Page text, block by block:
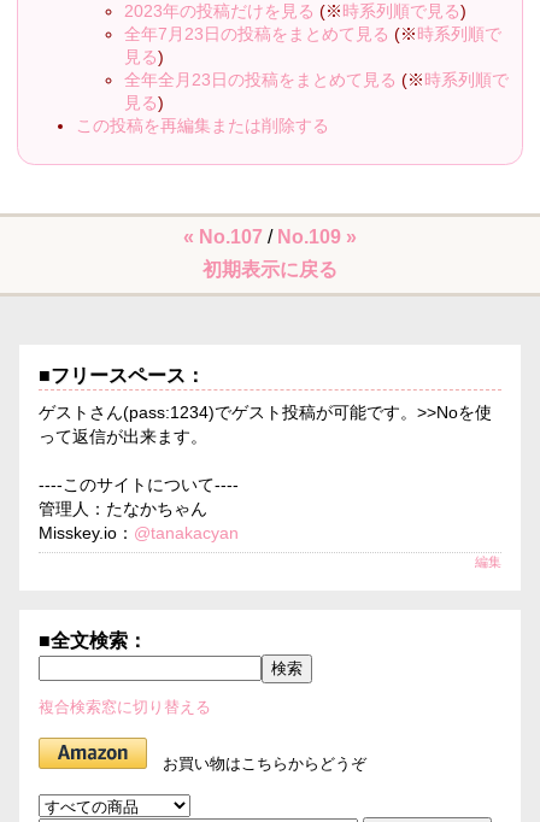
2023年の投稿だけを見る (※時系列順で見る)
全年7月23日の投稿をまとめて見る (※時系列順で
見る)
全年全月23日の投稿をまとめて見る (※時系列順で
見る)
この投稿を再編集または削除する
« No.107 / No.109 »
初期表示に戻る
■フリースペース：
ゲストさん(pass:1234)でゲスト投稿が可能です。>>Noを使
って返信が出来ます。
----このサイトについて----
管理人：たなかちゃん
Misskey.io： @tanakacyan
編集
■全文検索：
複合検索窓に切り替える
お買い物はこちらからどうぞ